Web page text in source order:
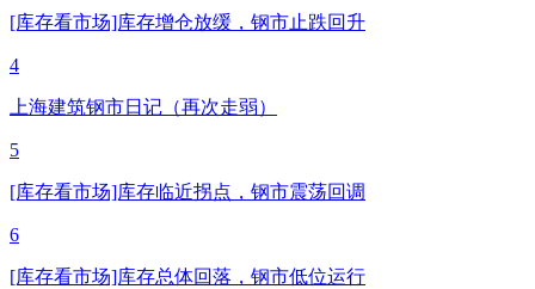
[库存看市场]库存增仓放缓，钢市止跌回升
4
上海建筑钢市日记（再次走弱）
5
[库存看市场]库存临近拐点，钢市震荡回调
6
[库存看市场]库存总体回落，钢市低位运行